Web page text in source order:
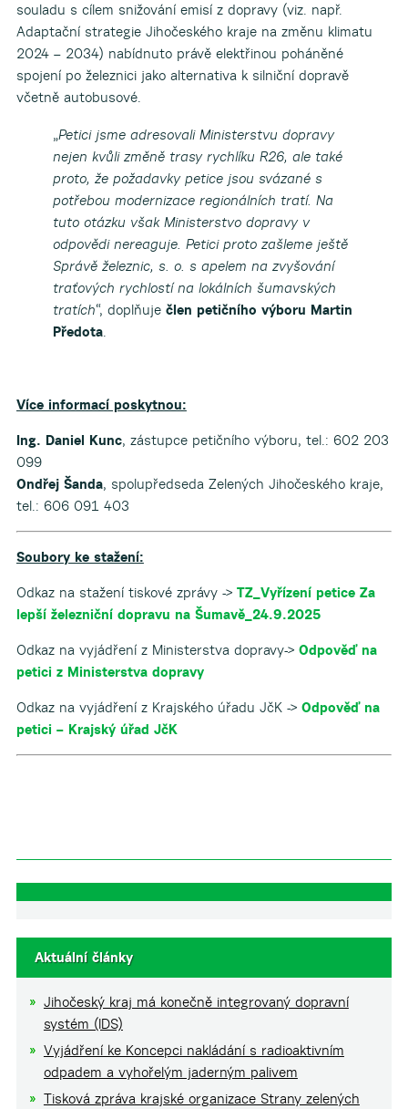
souladu s cílem snižování emisí z dopravy (viz. např.
Adaptační strategie Jihočeského kraje na změnu klimatu
2024 – 2034) nabídnuto právě elektřinou poháněné
spojení po železnici jako alternativa k silniční dopravě
včetně autobusové.
„Petici jsme adresovali Ministerstvu dopravy
nejen kvůli změně trasy rychlíku R26, ale také
proto, že požadavky petice jsou svázané s
potřebou modernizace regionálních tratí. Na
tuto otázku však Ministerstvo dopravy v
odpovědi nereaguje. Petici proto zašleme ještě
Správě železnic, s. o. s apelem na zvyšování
traťových rychlostí na lokálních šumavských
tratích“, doplňuje člen petičního výboru Martin
Předota.
Více informací poskytnou:
Ing. Daniel Kunc, zástupce petičního výboru, tel.: 602 203
099
Ondřej Šanda, spolupředseda Zelených Jihočeského kraje,
tel.: 606 091 403
Soubory ke stažení:
Odkaz na stažení tiskové zprávy -> TZ_Vyřízení petice Za
lepší železniční dopravu na Šumavě_24.9.2025
Odkaz na vyjádření z Ministerstva dopravy-> Odpověď na
petici z Ministerstva dopravy
Odkaz na vyjádření z Krajského úřadu JčK -> Odpověď na
petici – Krajský úřad JčK
Aktuální články
Jihočeský kraj má konečně integrovaný dopravní
systém (IDS)
Vyjádření ke Koncepci nakládání s radioaktivním
odpadem a vyhořelým jaderným palivem
Tisková zpráva krajské organizace Strany zelených